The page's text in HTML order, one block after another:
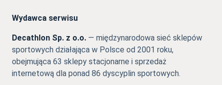
Wydawca serwisu
Decathlon Sp. z o.o. — międzynarodowa sieć sklepów
sportowych działająca w Polsce od 2001 roku,
obejmująca 63 sklepy stacjonarne i sprzedaż
internetową dla ponad 86 dyscyplin sportowych.